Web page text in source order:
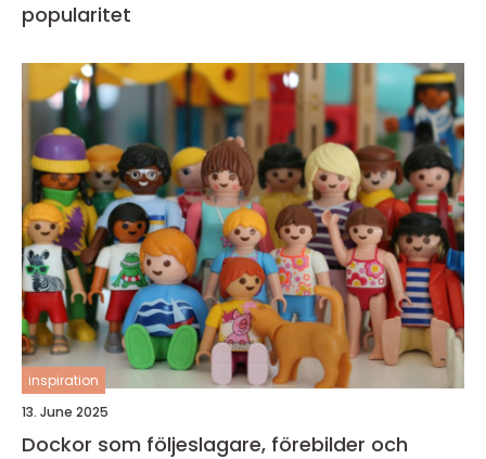
popularitet
inspiration
13. June 2025
Dockor som följeslagare, förebilder och